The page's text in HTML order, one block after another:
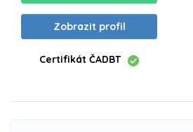
Zobrazit profil
Certifikát ČADBT